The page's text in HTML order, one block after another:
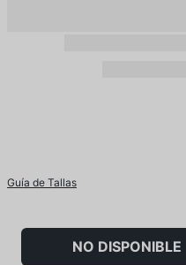
Guía de Tallas
NO DISPONIBLE